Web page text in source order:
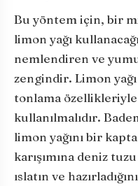
Bu yöntem için, bir
limon yağı
nemlendiren ve
zengindir. Limon
tonlama
kullanılmalıdır.
limon yağını bir
karışımına deniz
ıslatın ve